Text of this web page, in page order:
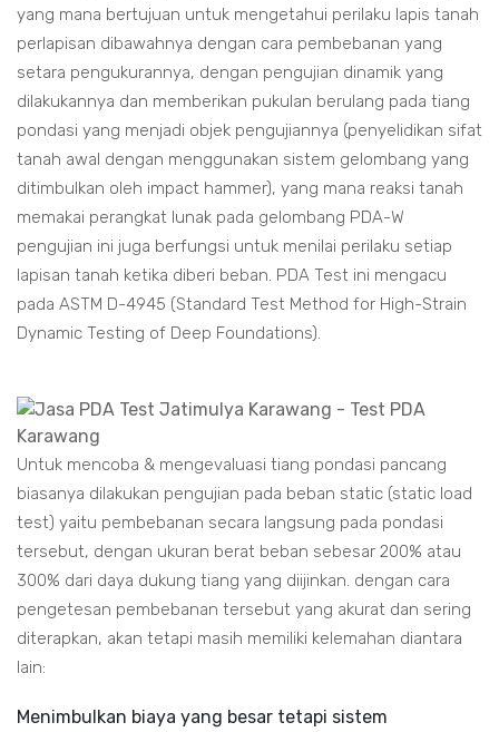
yang mana bertujuan untuk mengetahui perilaku lapis tanah
perlapisan dibawahnya dengan cara pembebanan yang
setara pengukurannya, dengan pengujian dinamik yang
dilakukannya dan memberikan pukulan berulang pada tiang
pondasi yang menjadi objek pengujiannya (penyelidikan sifat
tanah awal dengan menggunakan sistem gelombang yang
ditimbulkan oleh impact hammer), yang mana reaksi tanah
memakai perangkat lunak pada gelombang PDA-W
pengujian ini juga berfungsi untuk menilai perilaku setiap
lapisan tanah ketika diberi beban. PDA Test ini mengacu
pada ASTM D-4945 (Standard Test Method for High-Strain
Dynamic Testing of Deep Foundations).
Untuk mencoba & mengevaluasi tiang pondasi pancang
biasanya dilakukan pengujian pada beban static (static load
test) yaitu pembebanan secara langsung pada pondasi
tersebut, dengan ukuran berat beban sebesar 200% atau
300% dari daya dukung tiang yang diijinkan. dengan cara
pengetesan pembebanan tersebut yang akurat dan sering
diterapkan, akan tetapi masih memiliki kelemahan diantara
lain:
Menimbulkan biaya yang besar tetapi sistem